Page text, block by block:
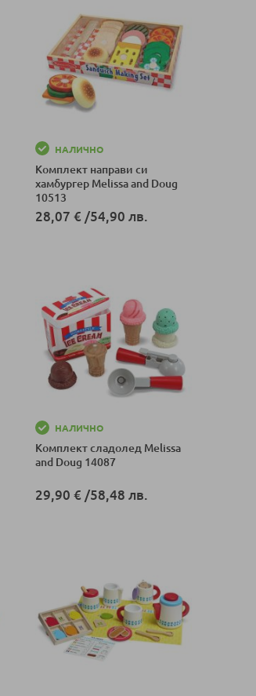
НАЛИЧНО
Комплект направи си
хамбургер Melissa and Doug
10513
28,07 €/54,90 лв.
НАЛИЧНО
Комплект сладолед Melissa
and Doug 14087
29,90 €/58,48 лв.